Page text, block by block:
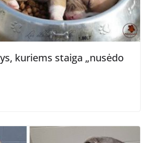
kuriems staiga „nusėdo